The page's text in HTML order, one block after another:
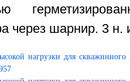
через шарнир. 3